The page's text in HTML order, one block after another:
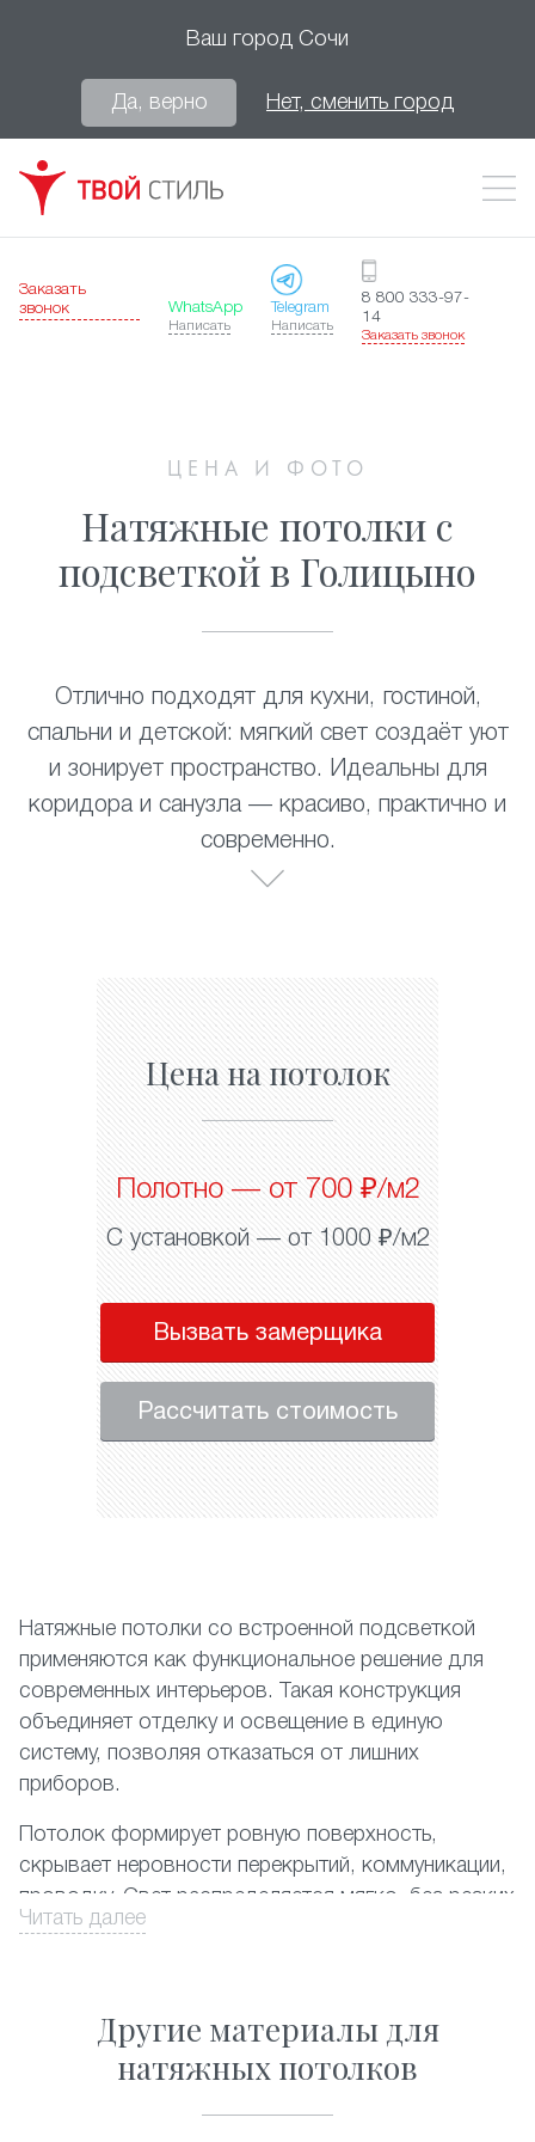
Ваш город Сочи
Да, верно Нет, сменить город
Заказать
звонок
WhatsApp
Написать
Telegram
Написать
8 800 333-97-
14
Заказать звонок
ЦЕНА И ФОТО
Натяжные потолки с
подсветкой в Голицыно
Отлично подходят для кухни, гостиной,
спальни и детской: мягкий свет создаёт уют
и зонирует пространство. Идеальны для
коридора и санузла — красиво, практично и
современно.
Цена на потолок
Полотно — от 700 ₽/м2
С установкой — от 1000 ₽/м2
Вызвать замерщика
Рассчитать стоимость
Натяжные потолки со встроенной подсветкой
применяются как функциональное решение для
современных интерьеров. Такая конструкция
объединяет отделку и освещение в единую
систему, позволяя отказаться от лишних
приборов.
Потолок формирует ровную поверхность,
скрывает неровности перекрытий, коммуникации,
проводку. Свет распределяется мягко, без резких
теней, снижает нагрузку на зрение.Встроенное
создать спокойную или более динамичную
атмосферу. Материалы устойчивы к влаге и
перепадам температуры, подходят для жилых и
коммерческих помещений. Потолки не требуют
Читать далее
Другие материалы для
натяжных потолков